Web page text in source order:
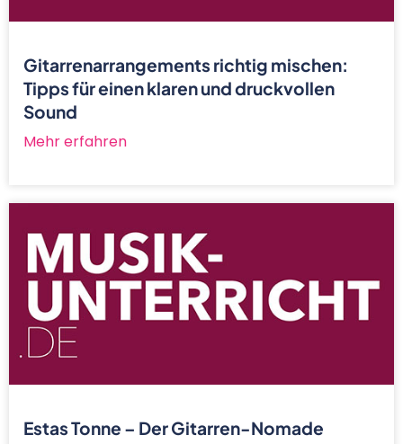
Gitarrenarrangements richtig mischen:
Tipps für einen klaren und druckvollen
Sound
Mehr erfahren
Estas Tonne – Der Gitarren-Nomade